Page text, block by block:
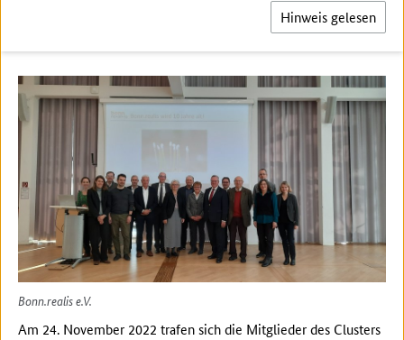
Bonn.realis e.V.
Am 24. November 2022 trafen sich die Mitglieder des Clusters
Hinweis gelesen